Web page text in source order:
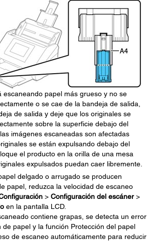
escaneando papel más grueso y no se
o se cae de la bandeja de salida,
de salida y deje que los originales se
sobre la superficie debajo del
imágenes escaneadas son afectadas
se están expulsando debajo del
el producto en la orilla de una mesa
expulsados puedan caer libremente.
delgado o arrugado se producen
papel, reduzca la velocidad de escaneo
> Configuración del escáner>
en la pantalla LCD.
contiene grapas, se detecta un error
de papel y la función Protección del papel
de escaneo automáticamente para reducir